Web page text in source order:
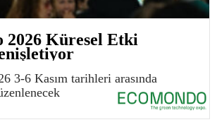
2026 Küresel Etki
3-6 Kasım tarihleri arasında